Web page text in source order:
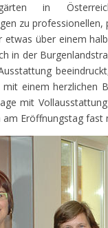
in
zu
über einem
in der
einem herzlichen
mit
Eröffnungstag